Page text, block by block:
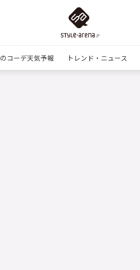
コーデ天気予報 トレンド・ニュース